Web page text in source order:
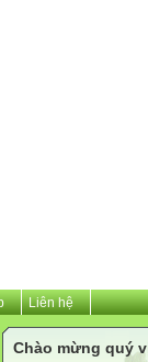
Liên hệ
Chào mừng quý